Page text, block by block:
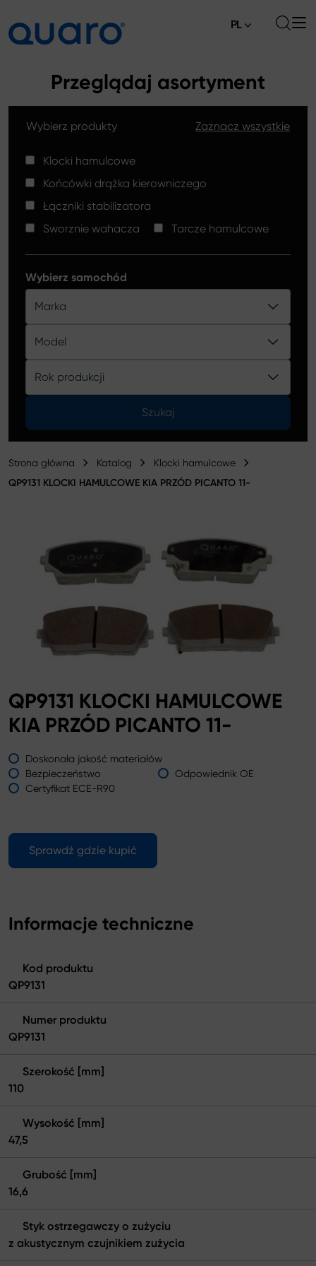
Klocki hamulcowe
Tarcze hamulcowe High Carbon
Końcówki drążków kierowniczych
Klocki hamulcowe Silver Ceramic
Katalog
Aktualności
Gdzie kupić
Kontakt
PL
Przeglądaj asortyment
Wybierz produkty Zaznacz wszystkie
Klocki hamulcowe
Końcówki drążka kierowniczego
Łączniki stabilizatora
Sworznie wahacza
Tarcze hamulcowe
Wybierz samochód
Marka
Model
Rok produkcji
Szukaj
Strona główna Katalog Klocki hamulcowe
QP9131 KLOCKI HAMULCOWE KIA PRZÓD PICANTO 11-
QP9131 KLOCKI HAMULCOWE
KIA PRZÓD PICANTO 11-
Doskonała jakość materiałów
Bezpieczeństwo
Odpowiednik OE
Certyfikat ECE-R90
Sprawdź gdzie kupić
Informacje techniczne
Kod produktu
QP9131
Numer produktu
QP9131
Szerokość [mm]
110
Wysokość [mm]
47,5
Grubość [mm]
16,6
Styk ostrzegawczy o zużyciu
z akustycznym czujnikiem zużycia